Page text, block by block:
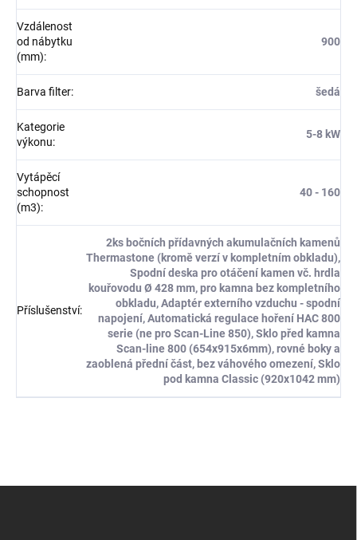
Vzdálenost
od nábytku
(mm):
900
Barva filter: šedá
Kategorie
výkonu:
5-8 kW
Vytápěcí
schopnost
(m3):
40 - 160
Příslušenství:
2ks bočních přídavných akumulačních kamenů
Thermastone (kromě verzí v kompletním obkladu),
Spodní deska pro otáčení kamen vč. hrdla
kouřovodu Ø 428 mm, pro kamna bez kompletního
obkladu, Adaptér externího vzduchu - spodní
napojení, Automatická regulace hoření HAC 800
serie (ne pro Scan-Line 850), Sklo před kamna
Scan-line 800 (654x915x6mm), rovné boky a
zaoblená přední část, bez váhového omezení, Sklo
pod kamna Classic (920x1042 mm)